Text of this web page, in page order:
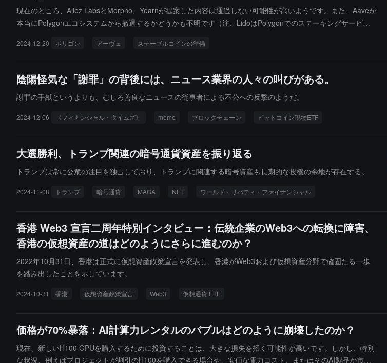
現在のところ、Allez LabsとMorpho、Yearnが提案した内容は通過しない可能性が高いようです。また、Aaveが
本当にPolygonエコシステムから撤退するかどうかも不明です（注、LidoはPolygonでのステーキングサービス
2024-12-20 ポリゴン アーヴェ ステーブルコインの準備
陰陽怪気な「謝罪」の背後には、ニュース業界の人々の叫びがある。
謝罪の手紙というよりも、むしろ善良なニュースの従事者による不公への反撃のようだ。
2024-12-06 《フィナンシャル・タイムズ》 meme ブロックチェーン ビットコイン現物ETF
大選勝利、トランプ関連の暗号通貨資産を振り返る
トランプは常に公衆の注目を独占しており、トランプに関連する暗号資産も長期的な投機の余地が存在する。
2024-11-08 トランプ 暗号通貨 MAGA NFT ワールド・リバティ・ファイナンシャル
香港 Web3 宣言二周年特別インタビュー：伝統企業のWeb3への転換に障害、
香港の仮想資産の道はどのようにさらに進むのか？
2022年10月31日、香港は正式に仮想資産政策宣言を発表し、香港がWeb3および仮想資産分野で確固たる一歩
を踏み出したことを示しています。
2024-10-31 香港 仮想資産政策宣言 Web3 仮想通貨 ETF
価格が70%暴落：AI計算力レンタルのバブルはどのように崩壊したのか？
現在、新しいH100 GPUを購入するために投資することは、大きな損失を招く可能性が高いです。しかし、特別
な状況、例えばプロジェクトが割引のH100を購入できる場合や、安価な電力コスト、またはそのAI製品が市場